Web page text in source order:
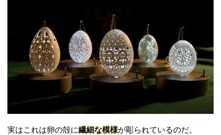
実はこれは卵の殻に繊細な模様が彫られているのだ。